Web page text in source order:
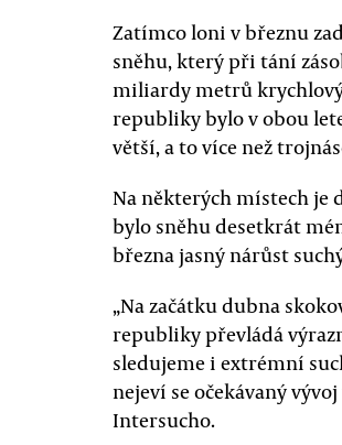
Zatímco loni v březnu
sněhu, který při tání
miliardy metrů
republiky bylo v obou
větší, a to více než
Na některých místech je
bylo sněhu desetkrát
března jasný nárůst
„Na začátku dubna
republiky převládá
sledujeme i extrémní
nejeví se očekávaný
Intersucho.